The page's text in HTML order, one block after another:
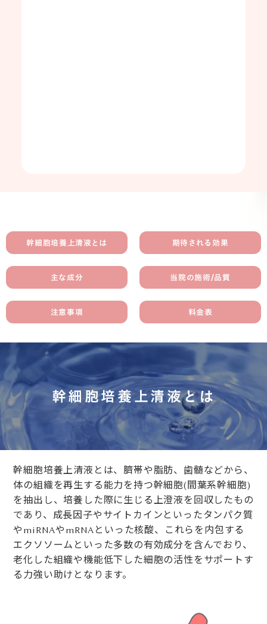
幹細胞培養上清液とは 期待される効果
主な成分 当院の施術/品質
注意事項 料金表
幹細胞培養上清液とは
幹細胞培養上清液とは、臍帯や脂肪、歯髄などから、
体の組織を再生する能力を持つ幹細胞(間葉系幹細胞)
を抽出し、培養した際に生じる上澄液を回収したもの
であり、成長因子やサイトカインといったタンパク質
やmiRNAやmRNAといった核酸、これらを内包する
エクソソームといった多数の有効成分を含んでおり、
老化した組織や機能低下した細胞の活性をサポートす
る力強い助けとなります。